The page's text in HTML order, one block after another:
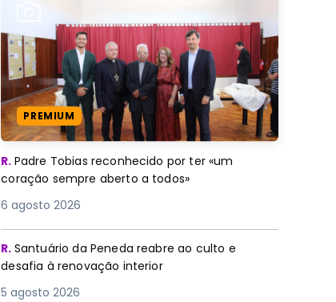
PREMIUM
R. Padre Tobias reconhecido por ter «um
coração sempre aberto a todos»
6 agosto 2026
R. Santuário da Peneda reabre ao culto e
desafia à renovação interior
5 agosto 2026